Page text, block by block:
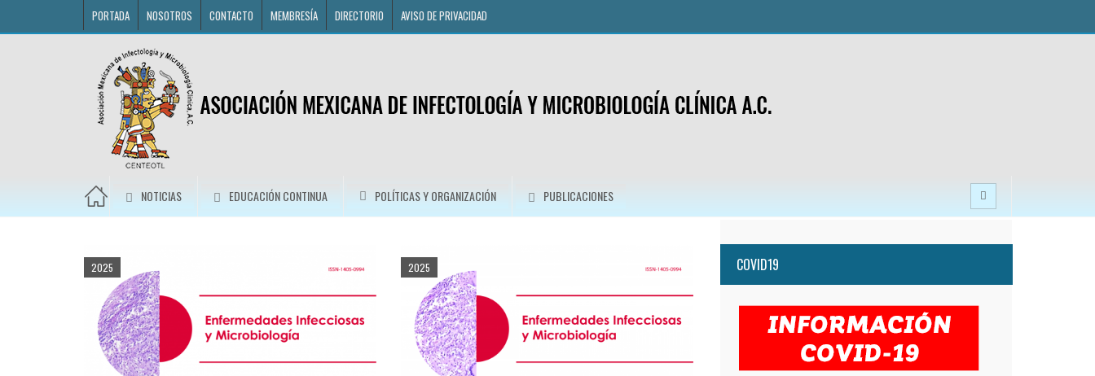
PORTADA NOSOTROS CONTACTO MEMBRESÍA DIRECTORIO AVISO DE PRIVACIDAD
NOTICIAS EDUCACIÓN CONTINUA POLÍTICAS Y ORGANIZACIÓN PUBLICACIONES
2025 2025 COVID19